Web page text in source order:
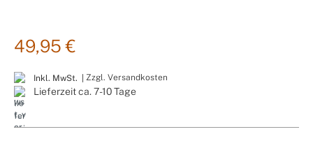
49,95 €
Inkl. MwSt. | Zzgl. Versandkosten
Lieferzeit ca. 7-10 Tage